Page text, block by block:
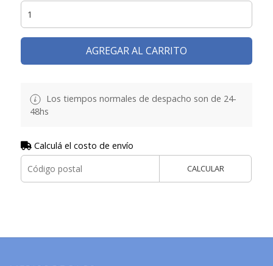
AGREGAR AL CARRITO
Los tiempos normales de despacho son de 24-
48hs
Calculá el costo de envío
CALCULAR